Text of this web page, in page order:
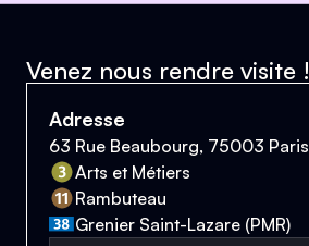
Venez nous rendre visite !
Adresse
63 Rue Beaubourg, 75003 Paris
Arts et Métiers
Rambuteau
Grenier Saint-Lazare (PMR)